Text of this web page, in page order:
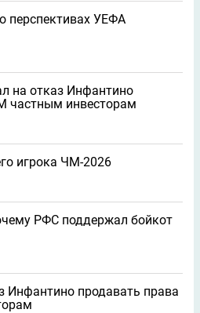
перспективах УЕФА
на отказ Инфантино
частным инвесторам
игрока ЧМ-2026
РФС поддержал бойкот
Инфантино продавать права